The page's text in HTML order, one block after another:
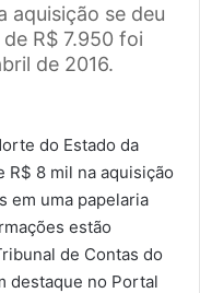
aquisição se deu
R$ 7.950 foi
de 2016.
do Estado da
R$ 8 mil na aquisição
em uma papelaria
estão
de Contas do
destaque no Portal